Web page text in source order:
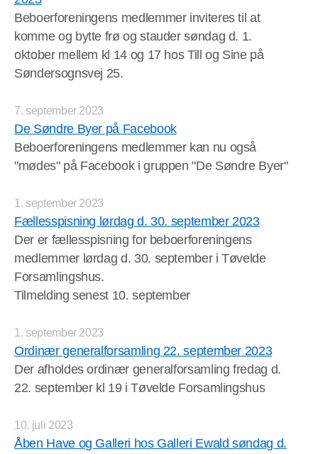
Beboerforeningens medlemmer inviteres til at
komme og bytte frø og stauder søndag d. 1.
oktober mellem kl 14 og 17 hos Till og Sine på
Søndersognsvej 25.
7. september 2023
De Søndre Byer på Facebook
Beboerforeningens medlemmer kan nu også
"mødes" på Facebook i gruppen "De Søndre Byer"
1. september 2023
Fællesspisning lørdag d. 30. september 2023
Der er fællesspisning for beboerforeningens
medlemmer lørdag d. 30. september i Tøvelde
Forsamlingshus.
Tilmelding senest 10. september
1. september 2023
Ordinær generalforsamling 22. september 2023
Der afholdes ordinær generalforsamling fredag d.
22. september kl 19 i Tøvelde Forsamlingshus
10. juli 2023
Åben Have og Galleri hos Galleri Ewald søndag d.